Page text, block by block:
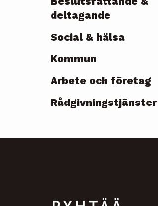
deltagande
Social & hälsa
Kommun
Arbete och företag
Rådgivningstjänster